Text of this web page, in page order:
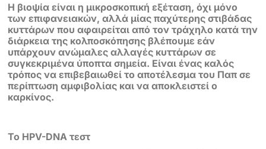
Η βιοψία είναι η μικροσκοπική εξέταση, όχι μόνο
των επιφανειακών, αλλά μίας παχύτερης στιβάδας
κυττάρων που αφαιρείται από τον τράχηλο κατά την
διάρκεια της κολποσκόπησης βλέπουμε εάν
υπάρχουν ανώμαλες αλλαγές κυττάρων σε
συγκεκριμένα ύποπτα σημεία. Είναι ένας καλός
τρόπος να επιβεβαιωθεί το αποτέλεσμα του Παπ σε
περίπτωση αμφιβολίας και να αποκλειστεί ο
καρκίνος.
Το HPV-DNA τεστ